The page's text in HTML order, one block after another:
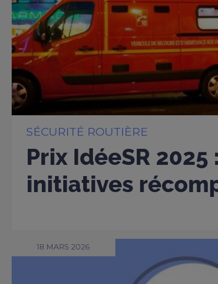
SÉCURITÉ ROUTIÈRE
Prix IdéeSR 2025
initiatives
18 MARS 2026